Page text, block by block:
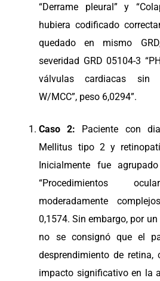
“Derrame pleural” y
hubiera codificado
quedado en mismo
severidad GRD 05104-3
válvulas cardiacas sin
W/MCC”, peso 6,0294”.
Caso 2: Paciente con
Mellitus tipo 2 y
Inicialmente fue
“Procedimientos
moderadamente
0,1574. Sin embargo, por
no se consignó que el
desprendimiento de retina,
impacto significativo en la